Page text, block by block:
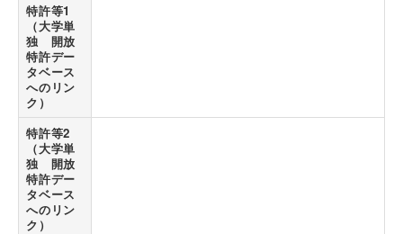
特許等1
（大学単
独 開放
特許デー
タベース
へのリン
ク）
特許等2
（大学単
独 開放
特許デー
タベース
へのリン
ク）